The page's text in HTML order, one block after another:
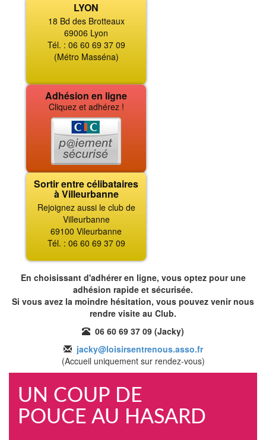
LYON
18 Bd des Brotteaux
69006 Lyon
Tél. : 06 60 69 37 09
(Métro Masséna)
Adhésion en ligne
Cliquez et adhérez !
Sortir entre célibataires
à Villeurbanne
Rejoignez aussi le club de
Villeurbanne
69100 Vileurbanne
Tél. : 06 60 69 37 09
En choisissant d'adhérer en ligne, vous optez pour une
adhésion rapide et sécurisée.
Si vous avez la moindre hésitation, vous pouvez venir nous
rendre visite au Club.
06 60 69 37 09 (Jacky)
jacky@loisirsentrenous.asso.fr
(Accueil uniquement sur rendez-vous)
UN COUP DE
POUCE AU HASARD